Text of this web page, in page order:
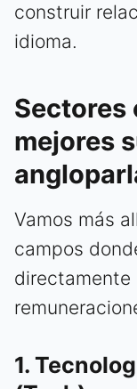
construir
idioma.
Sectores
mejores
Vamos más
campos
directamente
1.